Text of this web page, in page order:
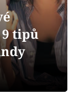
tipů